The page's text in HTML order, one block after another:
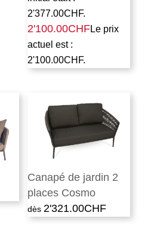
2'377.00CHF.
2'100.00CHFLe prix
actuel est :
2'100.00CHF.
Canapé de jardin 2
places Cosmo
2'321.00CHF